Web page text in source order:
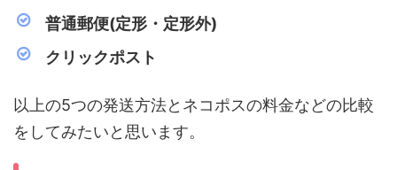
普通郵便(定形・定形外)
クリックポスト
以上の5つの発送方法とネコポスの料金などの比較
をしてみたいと思います。